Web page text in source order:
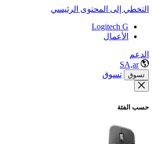
التخطي إلى المحتوى الرئيسي
Logitech G
الأعمال
الدعم
SA,ar
تسوق تسوق
حسب الفئة